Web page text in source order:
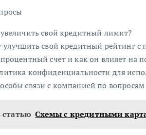
свой кредитный лимит?
улучшить свой кредитный рейтинг
счет и как он влияет на
конфиденциальности для
связи с компанией по
статью Схемы с кредитными